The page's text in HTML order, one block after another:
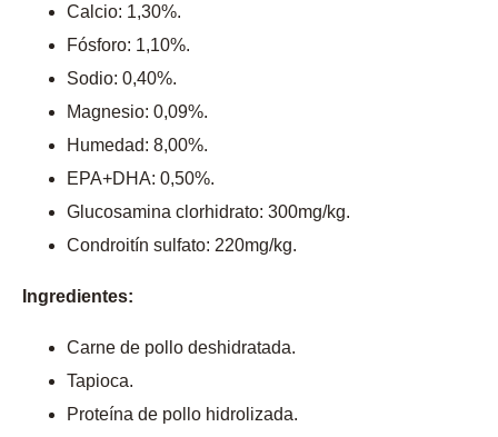
Calcio: 1,30%.
Fósforo: 1,10%.
Sodio: 0,40%.
Magnesio: 0,09%.
Humedad: 8,00%.
EPA+DHA: 0,50%.
Glucosamina clorhidrato: 300mg/kg.
Condroitín sulfato: 220mg/kg.
Ingredientes:
Carne de pollo deshidratada.
Tapioca.
Proteína de pollo hidrolizada.